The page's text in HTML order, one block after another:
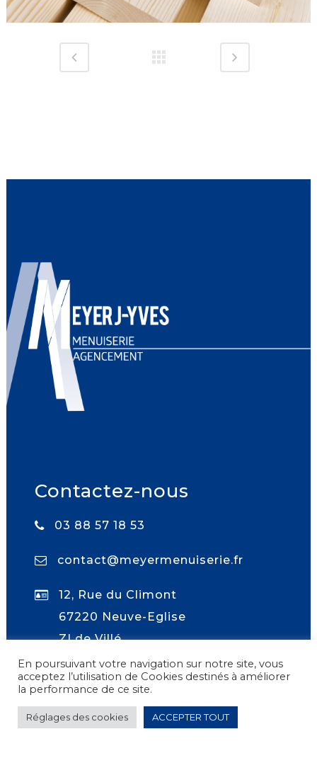
Contactez-nous
03 88 57 18 53
contact@meyermenuiserie.fr
12, Rue du Climont
67220 Neuve-Eglise
ZI de Villé
En poursuivant votre navigation sur notre site, vous
acceptez l’utilisation de Cookies destinés à améliorer
la performance de ce site.
Réglages des cookies ACCEPTER TOUT